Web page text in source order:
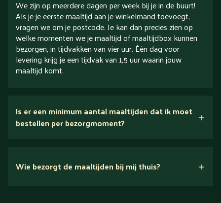
We zijn op meerdere dagen per week bij je in de buurt!
Als je je eerste maaltijd aan je winkelmand toevoegt,
vragen we om je postcode. Je kan dan precies zien op
welke momenten we je maaltijd of maaltijdbox kunnen
bezorgen, in tijdvakken van vier uur. Één dag voor
levering krijg je een tijdvak van 1,5 uur waarin jouw
maaltijd komt.
Is er een minimum aantal maaltijden dat ik moet
bestellen per bezorgmoment?
Wie bezorgt de maaltijden bij mij thuis?